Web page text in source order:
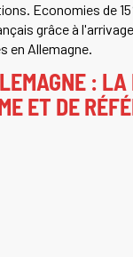
Economies de
grâce à
en Allemagne.
: LA
ET DE